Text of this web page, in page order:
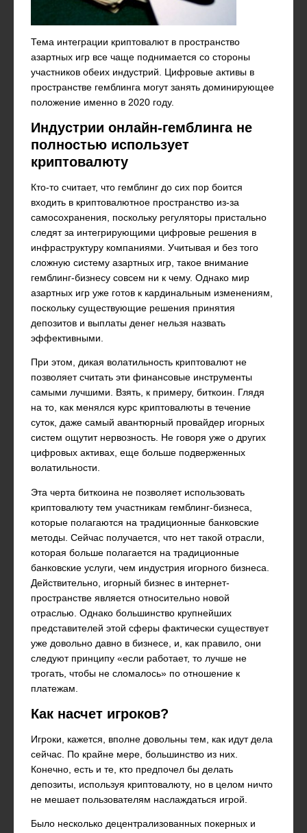
Тема интеграции криптовалют в пространство
азартных игр все чаще поднимается со стороны
участников обеих индустрий. Цифровые активы в
пространстве гемблинга могут занять доминирующее
положение именно в 2020 году.
Индустрии онлайн-гемблинга не
полностью использует
криптовалюту
Кто-то считает, что гемблинг до сих пор боится
входить в криптовалютное пространство из-за
самосохранения, поскольку регуляторы пристально
следят за интегрирующими цифровые решения в
инфраструктуру компаниями. Учитывая и без того
сложную систему азартных игр, такое внимание
гемблинг-бизнесу совсем ни к чему. Однако мир
азартных игр уже готов к кардинальным изменениям,
поскольку существующие решения принятия
депозитов и выплаты денег нельзя назвать
эффективными.
При этом, дикая волатильность криптовалют не
позволяет считать эти финансовые инструменты
самыми лучшими. Взять, к примеру, биткоин. Глядя
на то, как менялся курс криптовалюты в течение
суток, даже самый авантюрный провайдер игорных
систем ощутит нервозность. Не говоря уже о других
цифровых активах, еще больше подверженных
волатильности.
Эта черта биткоина не позволяет использовать
криптовалюту тем участникам гемблинг-бизнеса,
которые полагаются на традиционные банковские
методы. Сейчас получается, что нет такой отрасли,
которая больше полагается на традиционные
банковские услуги, чем индустрия игорного бизнеса.
Действительно, игорный бизнес в интернет-
пространстве является относительно новой
отраслью. Однако большинство крупнейших
представителей этой сферы фактически существует
уже довольно давно в бизнесе, и, как правило, они
следуют принципу «если работает, то лучше не
трогать, чтобы не сломалось» по отношение к
платежам.
Как насчет игроков?
Игроки, кажется, вполне довольны тем, как идут дела
сейчас. По крайне мере, большинство из них.
Конечно, есть и те, кто предпочел бы делать
депозиты, используя криптовалюту, но в целом ничто
не мешает пользователям наслаждаться игрой.
Было несколько децентрализованных покерных и